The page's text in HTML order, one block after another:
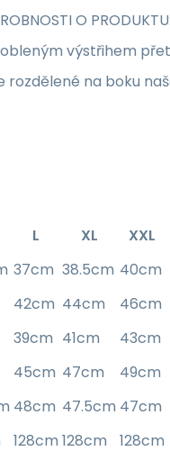
O
výstřihem
na boku
L XL
XXL
37cm 38.5cm 40cm
42cm 44cm
46cm
39cm 41cm
43cm
45cm 47cm
49cm
48cm 47.5cm 47cm
128cm 128cm 128cm